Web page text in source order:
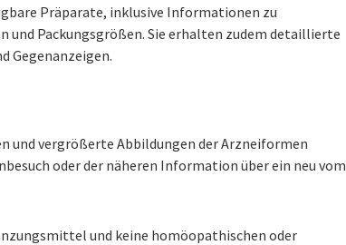
Präparate, inklusive Informationen zu
und Packungsgrößen. Sie erhalten zudem detaillierte
Gegenanzeigen.
und vergrößerte Abbildungen der Arzneiformen
oder der näheren Information über ein neu vom
und keine homöopathischen oder